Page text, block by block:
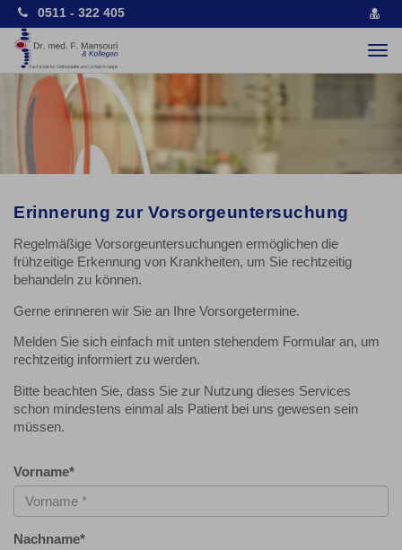
0511 - 322 405
Erinnerung zur Vorsorgeuntersuchung
Regelmäßige Vorsorgeuntersuchungen ermöglichen die
frühzeitige Erkennung von Krankheiten, um Sie rechtzeitig
behandeln zu können.
Gerne erinneren wir Sie an Ihre Vorsorgetermine.
Melden Sie sich einfach mit unten stehendem Formular an, um
rechtzeitig informiert zu werden.
Bitte beachten Sie, dass Sie zur Nutzung dieses Services
schon mindestens einmal als Patient bei uns gewesen sein
müssen.
Vorname*
Nachname*